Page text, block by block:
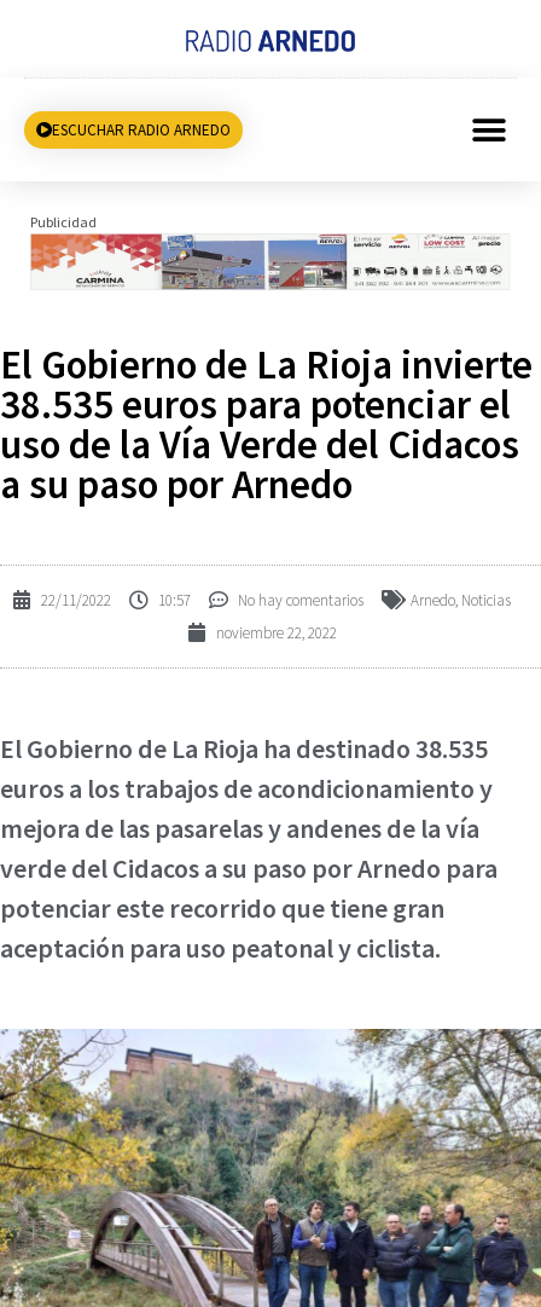
ESCUCHAR RADIO ARNEDO
Publicidad
El Gobierno de La Rioja invierte
38.535 euros para potenciar el
uso de la Vía Verde del Cidacos
a su paso por Arnedo
22/11/2022 10:57 No hay comentarios Arnedo, Noticias
noviembre 22, 2022
El Gobierno de La Rioja ha destinado 38.535
euros a los trabajos de acondicionamiento y
mejora de las pasarelas y andenes de la vía
verde del Cidacos a su paso por Arnedo para
potenciar este recorrido que tiene gran
aceptación para uso peatonal y ciclista.